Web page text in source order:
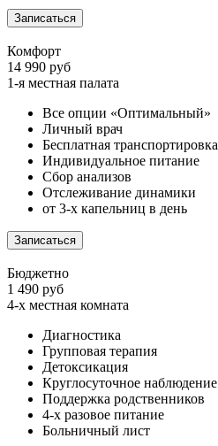
Записаться
Комфорт
14 990 руб
1-я местная палата
Все опции «Оптимальный»
Личный врач
Бесплатная транспортировка
Индивидуальное питание
Сбор анализов
Отслеживание динамики
от 3-х капельниц в день
Записаться
Бюджетно
1 490 руб
4-х местная комната
Диагностика
Групповая терапия
Детоксикация
Круглосуточное наблюдение
Поддержка родственников
4-х разовое питание
Больничный лист